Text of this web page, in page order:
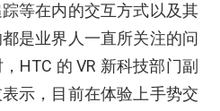
等在内的交互方式以及其
是业界人一直所关注的问
HTC 的 VR 新科技部门副
示，目前在体验上手势交